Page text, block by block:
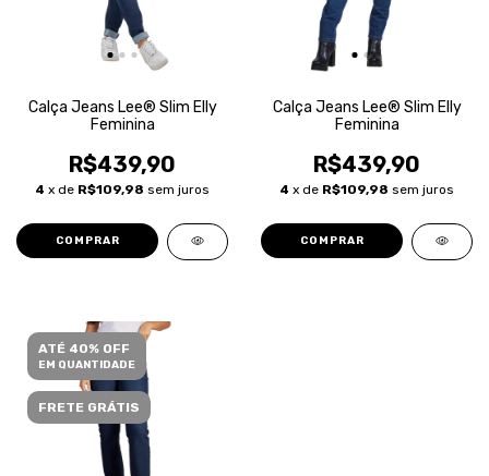
Calça Jeans Lee® Slim Elly
Feminina
R$439,90
4 x de R$109,98 sem juros
COMPRAR
Calça Jeans Lee® Slim Elly
Feminina
R$439,90
4 x de R$109,98 sem juros
COMPRAR
ATÉ 40% OFF
EM QUANTIDADE
FRETE GRÁTIS